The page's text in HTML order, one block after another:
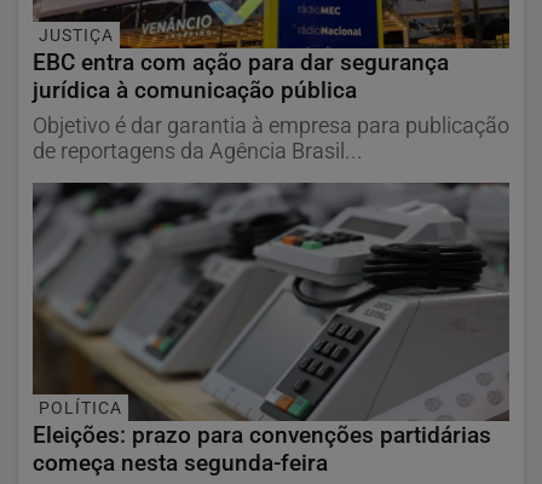
JUSTIÇA
EBC entra com ação para dar segurança
jurídica à comunicação pública
Objetivo é dar garantia à empresa para publicação
de reportagens da Agência Brasil...
POLÍTICA
Eleições: prazo para convenções partidárias
começa nesta segunda-feira